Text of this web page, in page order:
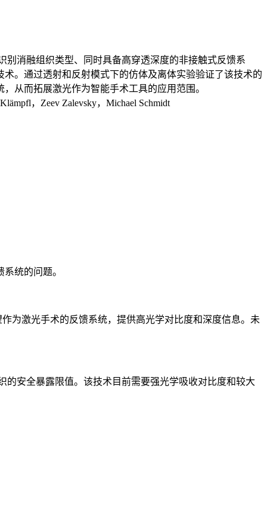
消融组织类型、同时具备高穿透深度的非接触式反馈系
。通过透射和反射模式下的仿体及离体实验验证了该技术的
从而拓展激光作为智能手术工具的应用范围。
，Zeev Zalevsky，Michael Schmidt
统的问题。
为激光手术的反馈系统，提供高光学对比度和深度信息。未
的安全暴露限值。该技术目前需要强光学吸收对比度和较大